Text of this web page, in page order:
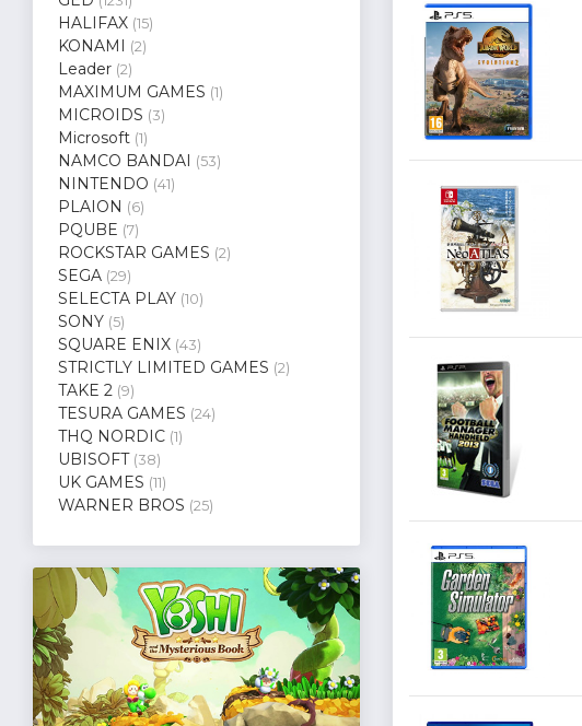
HALIFAX (15)
KONAMI (2)
Leader (2)
MAXIMUM GAMES (1)
MICROIDS (3)
Microsoft (1)
NAMCO BANDAI (53)
NINTENDO (41)
PLAION (6)
PQUBE (7)
ROCKSTAR GAMES (2)
SEGA (29)
SELECTA PLAY (10)
SONY (5)
SQUARE ENIX (43)
STRICTLY LIMITED GAMES (2)
TAKE 2 (9)
TESURA GAMES (24)
THQ NORDIC (1)
UBISOFT (38)
UK GAMES (11)
WARNER BROS (25)